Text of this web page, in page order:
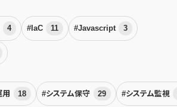
4 #IaC 11 #Javascript 3
用 18 #システム保守 29 #システム監視